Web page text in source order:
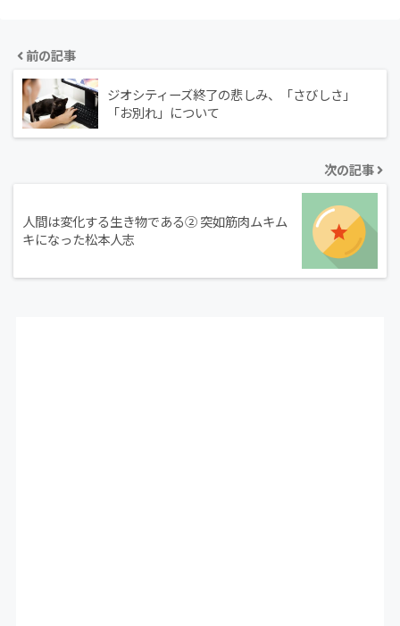
前の記事
ジオシティーズ終了の悲しみ、「さびしさ」
「お別れ」について
次の記事
人間は変化する生き物である② 突如筋肉ムキム
キになった松本人志